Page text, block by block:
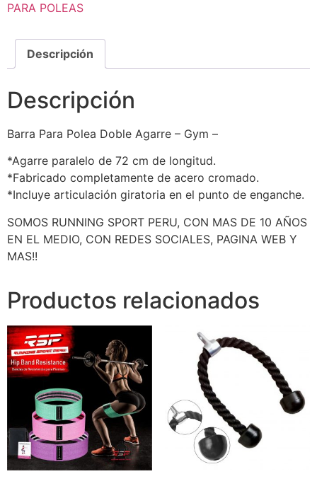
PARA POLEAS
Descripción
Descripción
Barra Para Polea Doble Agarre – Gym –
*Agarre paralelo de 72 cm de longitud.
*Fabricado completamente de acero cromado.
*Incluye articulación giratoria en el punto de enganche.
SOMOS RUNNING SPORT PERU, CON MAS DE 10 AÑOS
EN EL MEDIO, CON REDES SOCIALES, PAGINA WEB Y
MAS!!
Productos relacionados